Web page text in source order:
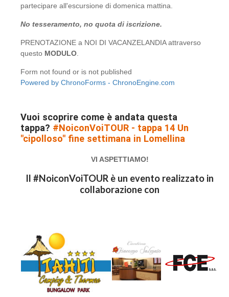
partecipare all'escursione di domenica mattina.
No tesseramento, no quota di iscrizione.
PRENOTAZIONE a NOI DI VACANZELANDIA attraverso
questo MODULO
Form not found or is not published
Powered by ChronoForms - ChronoEngine.com
Vuoi scoprire come è andata questa
tappa? #NoiconVoiTOUR - tappa 14 Un
"cipolloso" fine settimana in Lomellina
VI ASPETTIAMO!
Il #NoiconVoiTOUR è un evento realizzato in
collaborazione con